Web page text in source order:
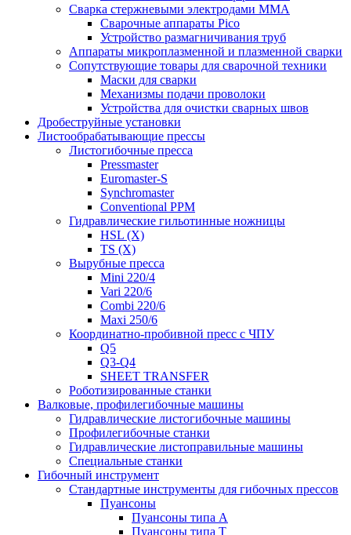
Сварка стержневыми электродами MMA
Сварочные аппараты Pico
Устройство размагничивания труб
Аппараты микроплазменной и плазменной сварки
Сопутствующие товары для сварочной техники
Маски для сварки
Механизмы подачи проволоки
Устройства для очистки сварных швов
Дробеструйные установки
Листообрабатывающие прессы
Листогибочные пресса
Pressmaster
Euromaster-S
Synchromaster
Conventional PPM
Гидравлические гильотинные ножницы
HSL (X)
TS (X)
Вырубные пресса
Mini 220/4
Vari 220/6
Combi 220/6
Maxi 250/6
Координатно-пробивной пресс с ЧПУ
Q5
Q3-Q4
SHEET TRANSFER
Роботизированные станки
Валковые, профилегибочные машины
Гидравлические листогибочные машины
Профилегибочные станки
Гидравлические листоправильные машины
Специальные станки
Гибочный инструмент
Стандартные инструменты для гибочных прессов
Пуансоны
Пуансоны типа A
Пуансоны типа T